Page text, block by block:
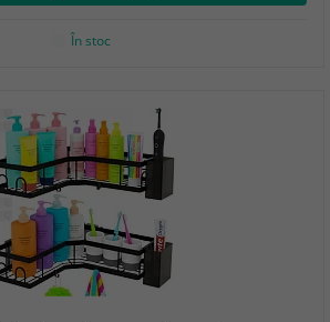
În stoc